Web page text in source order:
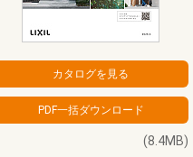
(8.4MB)